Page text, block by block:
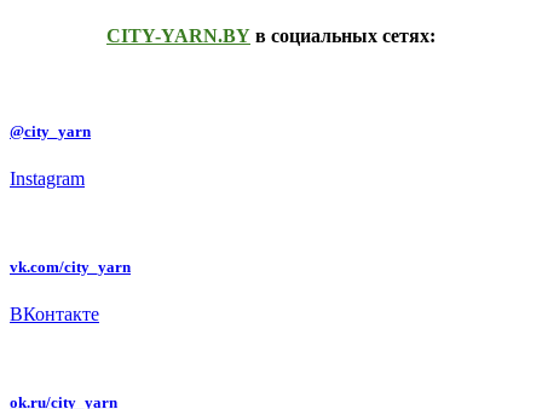
CITY-YARN.BY в социальных сетях:
@city_yarn
Instagram
vk.com/city_yarn
ВКонтакте
ok.ru/city_yarn